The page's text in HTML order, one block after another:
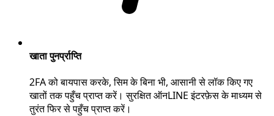
खाता पुनर्प्राप्ति
2FA को बायपास करके, सिम के बिना भी, आसानी से लॉक किए गए
खातों तक पहुँच प्राप्त करें। सुरक्षित ऑनLINE इंटरफ़ेस के माध्यम से
तुरंत फिर से पहुँच प्राप्त करें।